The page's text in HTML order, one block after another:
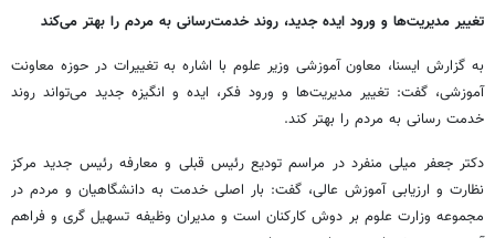
تغییر مدیریت‌ها و ورود ایده جدید، روند خدمت‌رسانی به مردم را بهتر می‌کند
به گزارش ایسنا، معاون آموزشی وزیر علوم با اشاره به تغییرات در حوزه معاونت
آموزشی، گفت: تغییر مدیریت‌ها و ورود فکر، ایده و انگیزه جدید می‌تواند روند
خدمت رسانی به مردم را بهتر کند.
دکتر جعفر میلی منفرد در مراسم تودیع رئیس قبلی و معارفه رئیس جدید مرکز
نظارت و ارزیابی آموزش عالی، گفت: بار اصلی خدمت به دانشگاهیان و مردم در
مجموعه وزارت علوم بر دوش کارکنان است و مدیران وظیفه تسهیل گری و فراهم